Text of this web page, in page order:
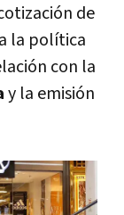
de
la política
con la
y la emisión